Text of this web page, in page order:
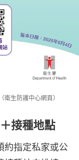
生防護中心網頁）
接種地點
約指定私家或公